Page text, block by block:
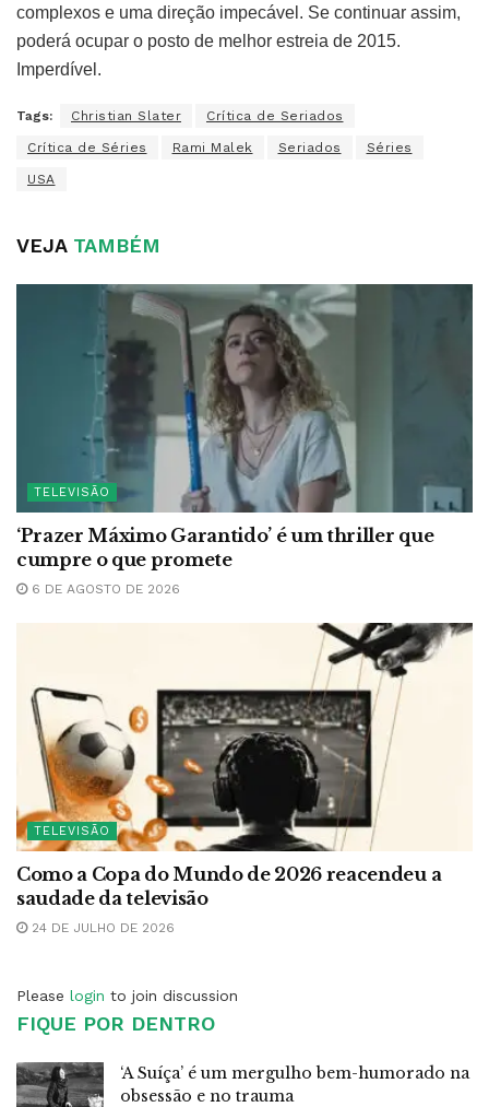
complexos e uma direção impecável. Se continuar assim,
poderá ocupar o posto de melhor estreia de 2015.
Imperdível.
Tags: Christian Slater Crítica de Seriados
Crítica de Séries Rami Malek Seriados Séries
USA
VEJATAMBÉM
TELEVISÃO
‘Prazer Máximo Garantido’ é um thriller que
cumpre o que promete
6 DE AGOSTO DE 2026
TELEVISÃO
Como a Copa do Mundo de 2026 reacendeu a
saudade da televisão
24 DE JULHO DE 2026
Please login to join discussion
FIQUE POR DENTRO
‘A Suíça’ é um mergulho bem-humorado na
obsessão e no trauma